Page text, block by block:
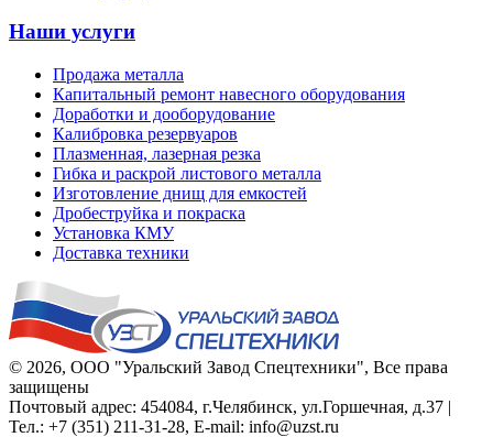
Наши услуги
Продажа металла
Капитальный ремонт навесного оборудования
Доработки и дооборудование
Калибровка резервуаров
Плазменная, лазерная резка
Гибка и раскрой листового металла
Изготовление днищ для емкостей
Дробеструйка и покраска
Установка КМУ
Доставка техники
© 2026, ООО "Уральский Завод Спецтехники", Все права
защищены
Почтовый адрес: 454084, г.Челябинск, ул.Горшечная, д.37 |
Тел.: +7 (351) 211-31-28, E-mail: info@uzst.ru